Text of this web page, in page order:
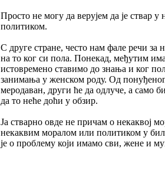
Просто не могу да верујем да је ствар у
политиком.
С друге стране, често нам фале речи за
на то ког си пола. Понекад, међутим
истовремено ставимо до знања и ког
занимања у женском роду. Од
меродаван, други ће да одлуче, а само
да то неће доћи у обзир.
Ја стварно овде не причам о некаквој
некаквим моралом или политиком у
је о проблему који имамо сви, жене и